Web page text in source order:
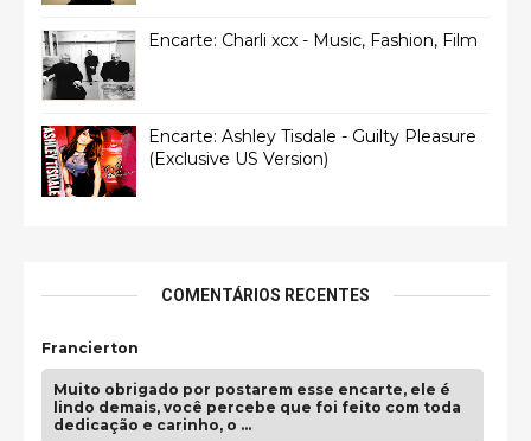
Encarte: Charli xcx - Music, Fashion, Film
Encarte: Ashley Tisdale - Guilty Pleasure
(Exclusive US Version)
COMENTÁRIOS RECENTES
Francierton
Muito obrigado por postarem esse encarte, ele é
lindo demais, você percebe que foi feito com toda
dedicação e carinho, o …